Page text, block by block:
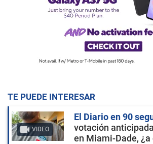
TE PUEDE INTERESAR
VIDEO
El Diario en 90
votación
en Miami-Dade, ¿a